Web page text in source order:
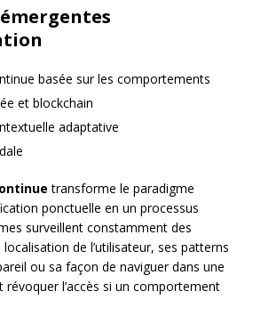
basée sur les comportements
et blockchain
adaptative
transforme le paradigme
ponctuelle en un processus
surveillent constamment des
de l’utilisateur, ses patterns
ou sa façon de naviguer dans une
l’accès si un comportement